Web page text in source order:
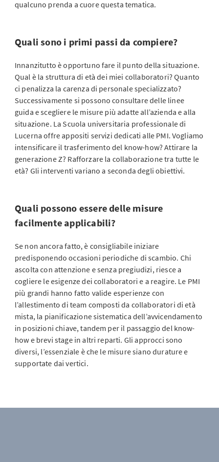
qualcuno prenda a cuore questa tematica.
Quali sono i primi passi da compiere?
Innanzitutto è opportuno fare il punto della situazione.
Qual è la struttura di età dei miei collaboratori? Quanto
ci penalizza la carenza di personale specializzato?
Successivamente si possono consultare delle linee
guida e scegliere le misure più adatte all’azienda e alla
situazione. La Scuola universitaria professionale di
Lucerna offre appositi servizi dedicati alle PMI. Vogliamo
intensificare il trasferimento del know-how? Attirare la
generazione Z? Rafforzare la collaborazione tra tutte le
età? Gli interventi variano a seconda degli obiettivi.
Quali possono essere delle misure
facilmente applicabili?
Se non ancora fatto, è consigliabile iniziare
predisponendo occasioni periodiche di scambio. Chi
ascolta con attenzione e senza pregiudizi, riesce a
cogliere le esigenze dei collaboratori e a reagire. Le PMI
più grandi hanno fatto valide esperienze con
l’allestimento di team composti da collaboratori di età
mista, la pianificazione sistematica dell’avvicendamento
in posizioni chiave, tandem per il passaggio del know-
how e brevi stage in altri reparti. Gli approcci sono
diversi, l’essenziale è che le misure siano durature e
supportate dai vertici.